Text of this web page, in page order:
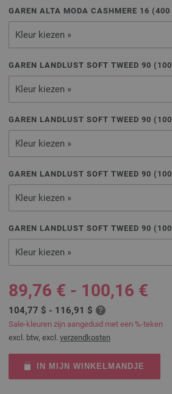
GAREN ALTA MODA CASHMERE 16 (400
Kleur kiezen »
GAREN LANDLUST SOFT TWEED 90 ( 100
Kleur kiezen »
GAREN LANDLUST SOFT TWEED 90 ( 100
Kleur kiezen »
GAREN LANDLUST SOFT TWEED 90 ( 100
Kleur kiezen »
GAREN LANDLUST SOFT TWEED 90 ( 100
Kleur kiezen »
89,76 € - 100,16 €
104,77 $ - 116,91 $
Sale-kleuren zijn aangeduid met een %-teken
excl. btw, excl. verzendkosten
IN MIJN WINKELMANDJE